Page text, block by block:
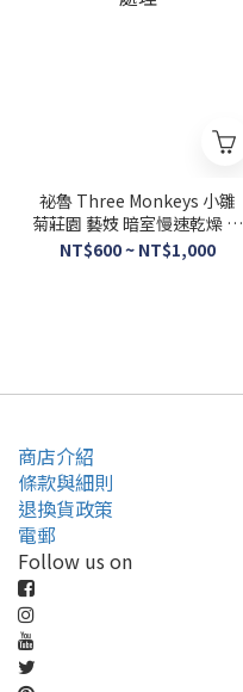
祕魯 Three Monkeys 小雛
菊莊園 藝妓 暗室慢速乾燥 蜜
處理
NT$600 ~ NT$1,000
商店介紹
條款與細則
退換貨政策
電郵
Follow us on